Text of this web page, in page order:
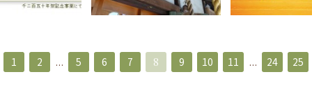
1 2 ... 5 6 7 8 9 10 11 ... 24 25